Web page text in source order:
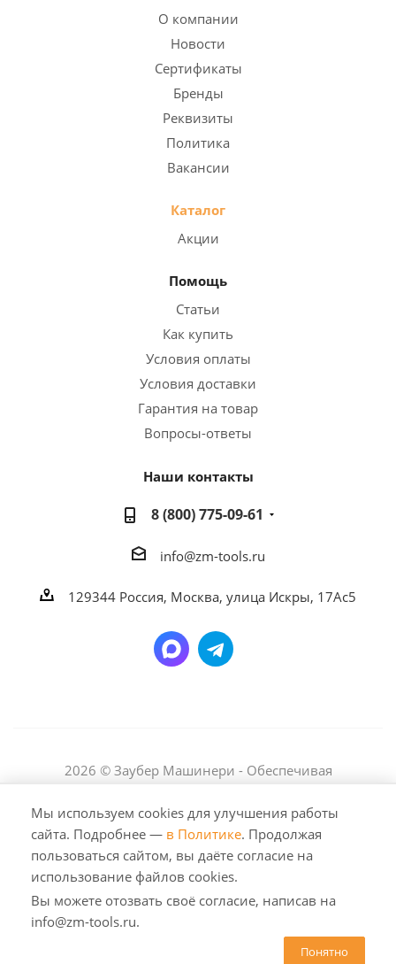
О компании
Новости
Сертификаты
Бренды
Реквизиты
Политика
Вакансии
Каталог
Акции
Помощь
Статьи
Как купить
Условия оплаты
Условия доставки
Гарантия на товар
Вопросы-ответы
Наши контакты
8 (800) 775-09-61
info@zm-tools.ru
129344 Россия, Москва, улица Искры, 17Ас5
2026 © Заубер Машинери - Обеспечивая
использование либо копирование материалов или
подборки материалов сайта, элементов дизайна и
оформления допускается лишь с разрешения
правообладателя и только со ссылкой на источник:
https://zm-tools.ru
Мы используем cookies для улучшения работы
сайта. Подробнее — в Политике. Продолжая
пользоваться сайтом, вы даёте согласие на
использование файлов cookies.
Вы можете отозвать своё согласие, написав на
info@zm-tools.ru.
Понятно